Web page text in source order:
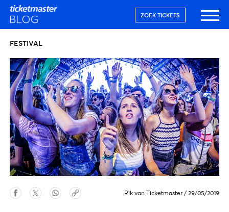
ZOEK TICKETS
FESTIVAL
Rik van Ticketmaster / 29/05/2019